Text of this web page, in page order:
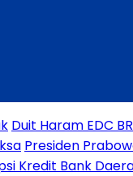
Duit Haram EDC
Presiden
Kredit Bank